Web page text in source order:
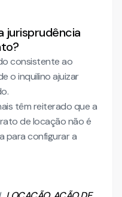
jurisprudência
consistente ao
o inquilino ajuizar
têm reiterado que a
de locação não é
para configurar a